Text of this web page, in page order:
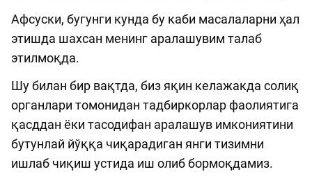
Афсуски, бугунги кунда бу каби масалаларни ҳал
этишда шахсан менинг аралашувим талаб
этилмоқда.
Шу билан бир вақтда, биз яқин келажакда солиқ
органлари томонидан тадбиркорлар фаолиятига
қасддан ёки тасодифан аралашув имкониятини
бутунлай йўққа чиқарадиган янги тизимни
ишлаб чиқиш устида иш олиб бормоқдамиз.